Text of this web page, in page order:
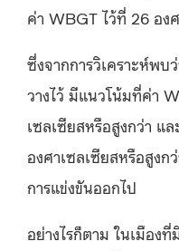
ค่า WBGT ไว้ที่ 26 อง
ซึ่งจากการวิเคราะห์พบ
วางไว้ มีแนวโน้มที่ค่า
เซลเซียสหรือสูงกว่า
องศาเซลเซียสหรือสูงก
การแข่งขันออกไป
อย่างไรก็ตาม ในเมือ